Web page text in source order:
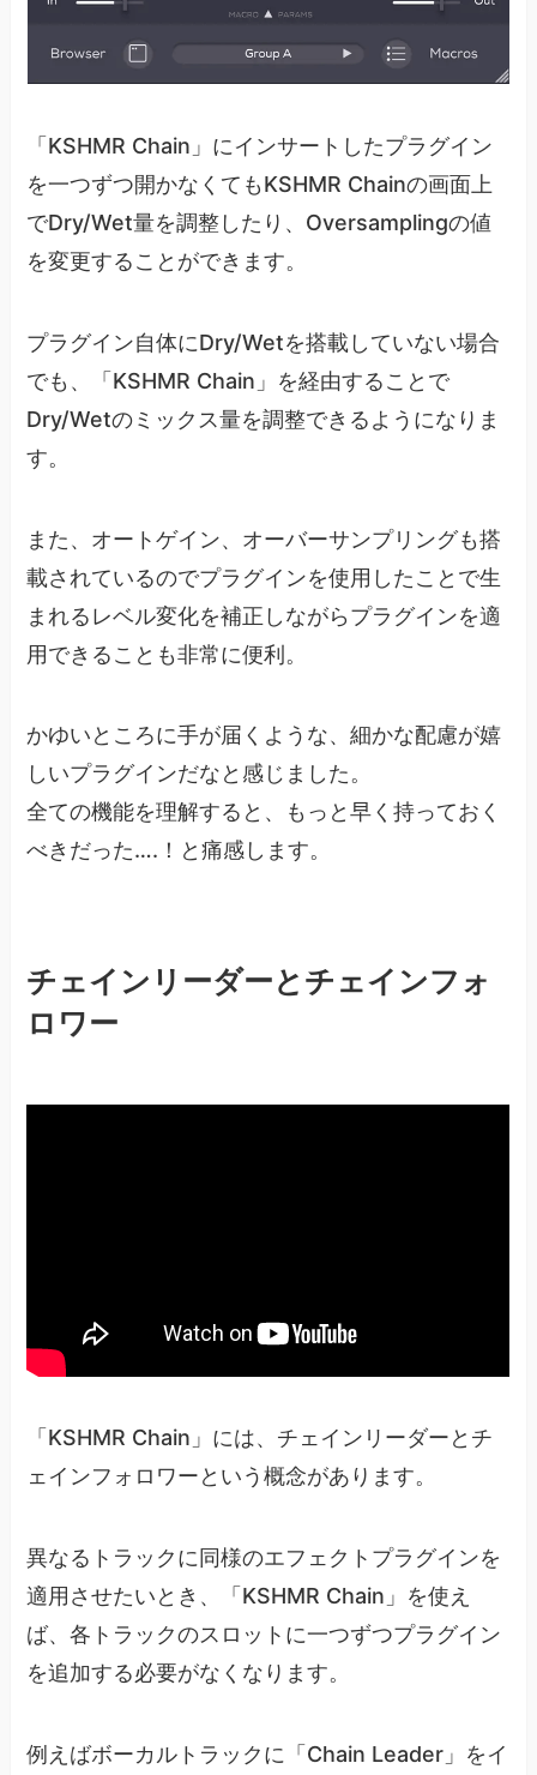
「KSHMR Chain」にインサートしたプラグイン
を一つずつ開かなくてもKSHMR Chainの画面上
でDry/Wet量を調整したり、Oversamplingの値
を変更することができます。
プラグイン自体にDry/Wetを搭載していない場合
でも、「KSHMR Chain」を経由することで
Dry/Wetのミックス量を調整できるようになりま
す。
また、オートゲイン、オーバーサンプリングも搭
載されているのでプラグインを使用したことで生
まれるレベル変化を補正しながらプラグインを適
用できることも非常に便利。
かゆいところに手が届くような、細かな配慮が嬉
しいプラグインだなと感じました。
全ての機能を理解すると、もっと早く持っておく
べきだった….！と痛感します。
チェインリーダーとチェインフォ
ロワー
「KSHMR Chain」には、チェインリーダーとチ
ェインフォロワーという概念があります。
異なるトラックに同様のエフェクトプラグインを
適用させたいとき、「KSHMR Chain」を使え
ば、各トラックのスロットに一つずつプラグイン
を追加する必要がなくなります。
例えばボーカルトラックに「Chain Leader」をイ